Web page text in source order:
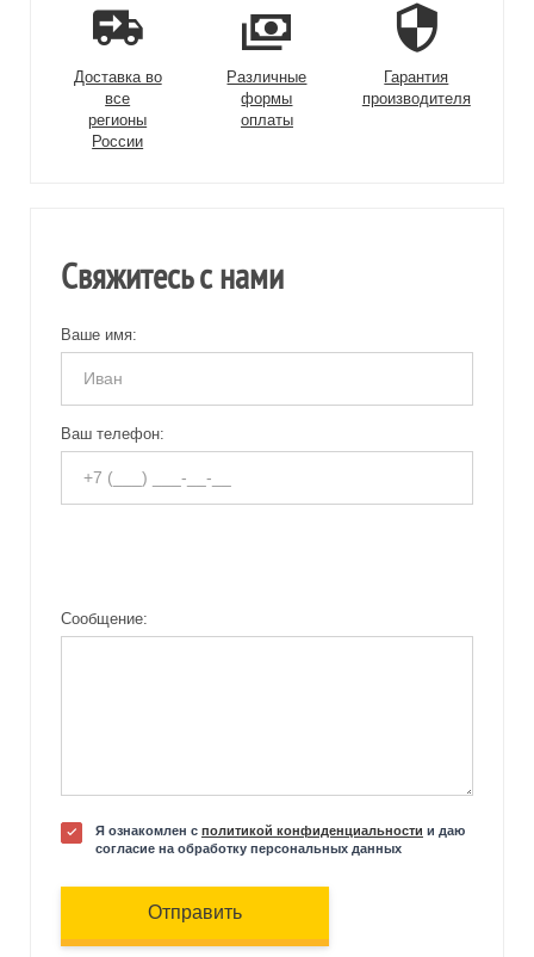
Доставка во
все
регионы
России
Различные
формы
оплаты
Гарантия
производителя
Свяжитесь с нами
Ваше имя:
Ваш телефон:
Сообщение:
Я ознакомлен с политикой конфиденциальности и даю
согласие на обработку персональных данных
Отправить